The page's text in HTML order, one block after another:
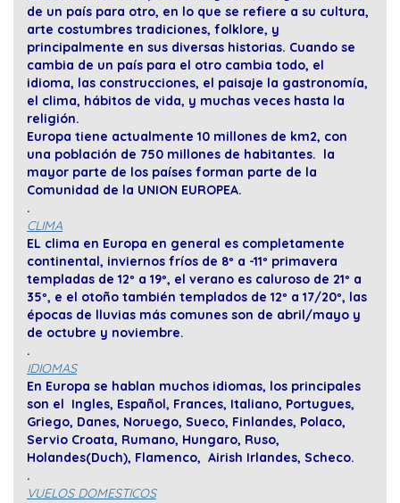
de un país para otro, en lo que se refiere a su cultura,
arte costumbres tradiciones, folklore, y
principalmente en sus diversas historias. Cuando se
cambia de un país para el otro cambia todo, el
idioma, las construcciones, el paisaje la gastronomía,
el clima, hábitos de vida, y muchas veces hasta la
religión.
Europa tiene actualmente 10 millones de km2, con
una población de 750 millones de habitantes. la
mayor parte de los países forman parte de la
Comunidad de la UNION EUROPEA.
.
CLIMA
EL clima en Europa en general es completamente
continental, inviernos fríos de 8º a -11º primavera
templadas de 12º a 19º, el verano es caluroso de 21º a
35º, e el otoño también templados de 12º a 17/20º, las
épocas de lluvias más comunes son de abril/mayo y
de octubre y noviembre.
.
IDIOMAS
En Europa se hablan muchos idiomas, los principales
son el Ingles, Español, Frances, Italiano, Portugues,
Griego, Danes, Noruego, Sueco, Finlandes, Polaco,
Servio Croata, Rumano, Hungaro, Ruso,
Holandes(Duch), Flamenco, Airish Irlandes, Scheco.
.
VUELOS DOMESTICOS